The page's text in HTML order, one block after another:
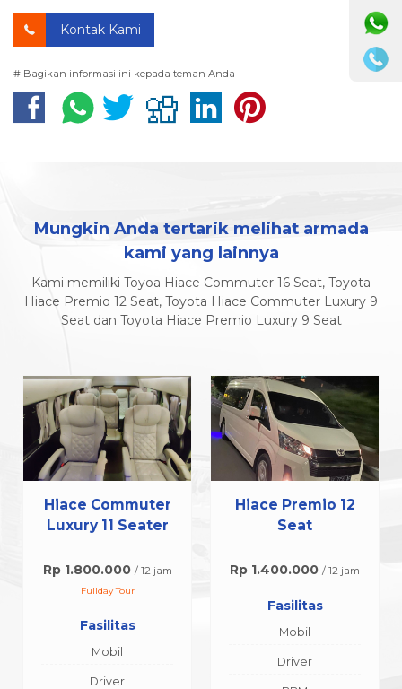
Kontak Kami
# Bagikan informasi ini kepada teman Anda
Mungkin Anda tertarik melihat armada
kami yang lainnya
Kami memiliki Toyoa Hiace Commuter 16 Seat, Toyota
Hiace Premio 12 Seat, Toyota Hiace Commuter Luxury 9
Seat dan Toyota Hiace Premio Luxury 9 Seat
Hiace Commuter
Luxury 11 Seater
Rp 1.800.000 / 12 jam
Fullday Tour
Fasilitas
Mobil
Driver
Hiace Premio 12
Seat
Rp 1.400.000 / 12 jam
Fasilitas
Mobil
Driver